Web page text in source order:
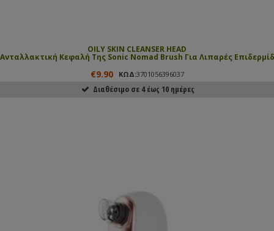
OILY SKIN CLEANSER HEAD
Ανταλλακτική Κεφαλή Της Sonic Nomad Brush Για Λιπαρές
€9.90 ΚΩΔ:3701056396037
Διαθέσιμο σε 4 έως 10 ημέρες